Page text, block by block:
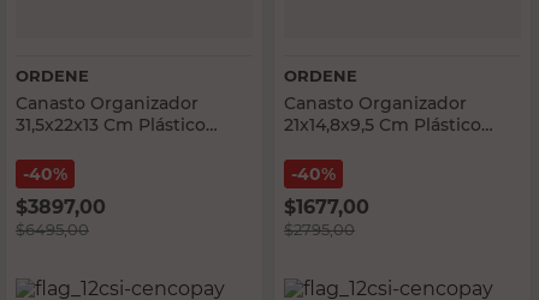
ORDENE
Canasto Organizador
31,5x22x13 Cm Plástico
40%
$3897,00
$6495,00
ORDENE
Canasto Organizador
21x14,8x9,5 Cm Plástico
40%
$1677,00
$2795,00